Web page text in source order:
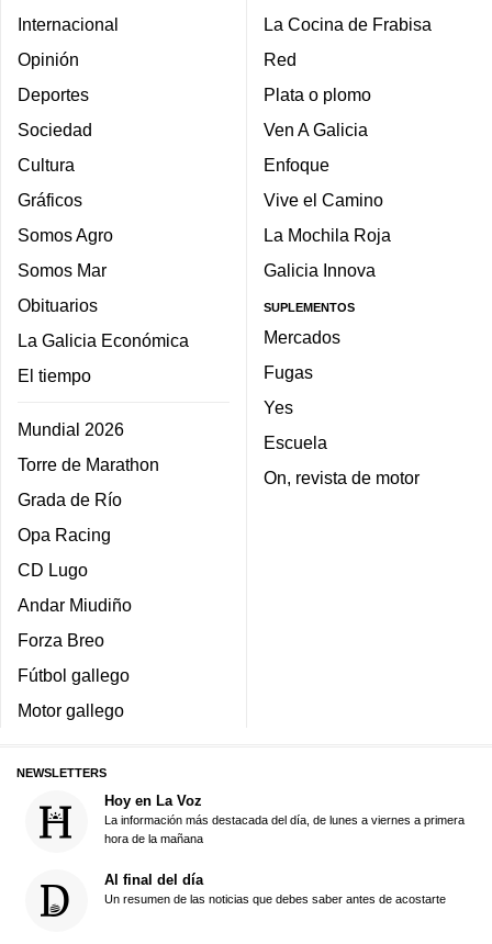
Internacional
Opinión
Deportes
Sociedad
Cultura
Gráficos
Somos Agro
Somos Mar
Obituarios
La Galicia Económica
El tiempo
Mundial 2026
Torre de Marathon
Grada de Río
Opa Racing
CD Lugo
Andar Miudiño
Forza Breo
Fútbol gallego
Motor gallego
La Cocina de Frabisa
Red
Plata o plomo
Ven A Galicia
Enfoque
Vive el Camino
La Mochila Roja
Galicia Innova
SUPLEMENTOS
Mercados
Fugas
Yes
Escuela
On, revista de motor
NEWSLETTERS
Hoy en La Voz
La información más destacada del día, de lunes a viernes a primera
hora de la mañana
Al final del día
Un resumen de las noticias que debes saber antes de acostarte